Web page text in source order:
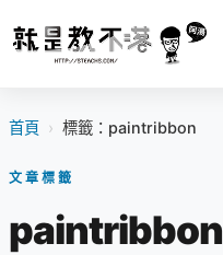
首頁 › 標籤：paintribbon
文章標籤
paintribbon